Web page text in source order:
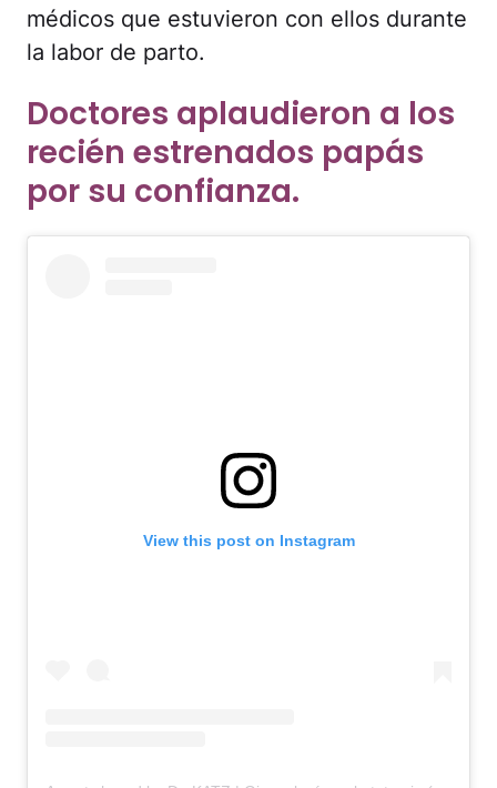
médicos que estuvieron con ellos durante
la labor de parto.
Doctores aplaudieron a los
recién estrenados papás
por su confianza.
View this post on Instagram